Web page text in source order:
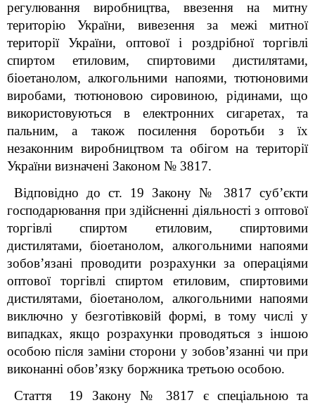
регулювання виробництва, ввезення на митну
територію України, вивезення за межі митної
територіїУкраїни, оптової і роздрібної торгівлі
спиртом етиловим, спиртовими дистилятами,
біоетанолом, алкогольними напоями, тютюновими
виробами, тютюновою сировиною, рідинами, що
використовуються в електронних сигаретах, та
пальним, а також посилення боротьби з їх
незаконним виробництвом та обігом на території
України визначені Законом № 3817.
Відповідно до ст. 19 Закону № 3817 суб’єкти
господарювання при здійсненні діяльності з оптової
торгівлі спиртом етиловим, спиртовими
дистилятами, біоетанолом, алкогольними напоями
зобов’язані проводити розрахунки за операціями
оптової торгівлі спиртом етиловим, спиртовими
дистилятами, біоетанолом, алкогольними напоями
виключно у безготівковій формі, в тому числі у
випадках, якщо розрахунки проводяться з іншою
особою після заміни сторони у зобов’язанні чи при
виконанні обов’язку боржника третьою особою.
Стаття 19 Закону № 3817 є спеціальною та